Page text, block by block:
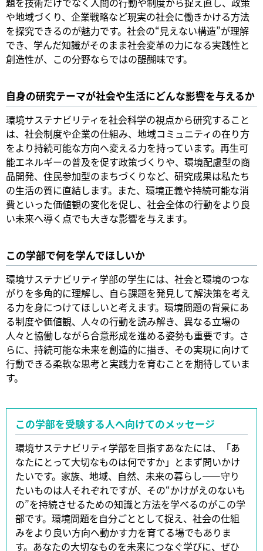
や地域づくり、企業戦略など現実の社会に働きかける方法
を探究できるのが魅力です。社会の“見えない構造”が理解
でき、学んだ知識がそのまま社会変革の力になる実践性と
創造性が、この分野ならではの醍醐味です。
自身の研究テーマが社会や生活にどんな影響を与えるか
環境サステナビリティを社会科学の視点から研究すること
は、社会制度や企業の仕組み、地域コミュニティの在り方
をより持続可能な方向へ変える力を持っています。再生可
能エネルギーの普及を促す政策づくりや、環境配慮型の商
品開発、住民参加型のまちづくりなど、研究成果は私たち
の生活の質に直結します。また、環境正義や持続可能な消
費といった価値観の変化を促し、社会全体の行動をより良
い未来へ導く点でも大きな影響を与えます。
この学部で何を学んでほしいか
環境サステナビリティ学部の学生には、社会と環境のつな
がりを多角的に理解し、自ら課題を発見して解決策を考え
る力を身につけてほしいと考えます。環境問題の背景にあ
る制度や価値観、人々の行動を読み解き、異なる立場の
人々と協働しながら合意形成を進める姿勢も重要です。さ
らに、持続可能な未来を創造的に描き、その実現に向けて
行動できる柔軟な思考と実践力を育むことを期待していま
す。
この学部を受験する人へ向けてのメッセージ
環境サステナビリティ学部を目指すあなたには、「あ
なたにとって大切なものは何ですか」とまず問いかけ
たいです。家族、地域、自然、未来の暮らし――守り
たいものは人それぞれですが、その“かけがえのないも
の”を持続させるための知識と方法を学べるのがこの学
部です。環境問題を自分ごととして捉え、社会の仕組
みをより良い方向へ動かす力を育てる場でもありま
す。あなたの大切なものを未来につなぐ学びに、ぜひ